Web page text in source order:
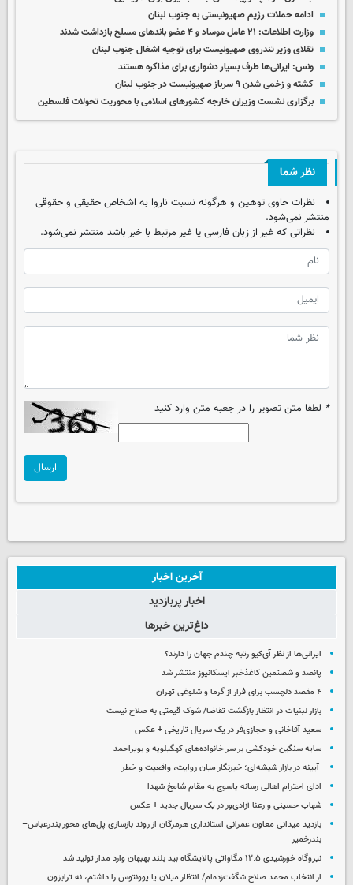
ادامه حملات رژیم صهیونیستی به جنوب لبنان
وزارت اطلاعات: ۲۱ عامل موساد و ۴ عضو باندهای مسلح بازداشت شدند
تقلای وزیر تندروی صهیونیست برای توجیه اشغال جنوب لبنان
ونس: ایرانی‌ها طرف بسیار دشواری برای مذاکره هستند
کشته و زخمی شدن ۹ سرباز صهیونیست در جنوب لبنان
برگزاری نشست وزیران خارجه کشورهای اسلامی با محوریت تحولات فلسطین
نظر شما
نظرات حاوی توهین و هرگونه نسبت ناروا به اشخاص حقیقی و حقوقی
منتشر نمی‌شود.
نظراتی که غیر از زبان فارسی یا غیر مرتبط با خبر باشد منتشر نمی‌شود.
* لطفا متن تصویر را در جعبه متن وارد کنید
ارسال
آخرین اخبار
اخبار پربازدید
داغ‌ترین خبرها
ایرانی‌ها از نظر آی‌کیو رتبه چندم جهان را دارند؟
پانصد و شصتمین کاغذخبر ایسکانیوز منتشر شد
۴ مقصد دلچسب برای فرار از گرما و شلوغی تهران
بازار لبنیات در انتظار بازگشت تقاضا/ شوک قیمتی به صلاح نیست
سعید آقاخانی و حجازی‌فر در یک سریال تاریخی + عکس
سایه سنگین خودکشی بر سر خانواده‌های کهگیلویه و بویراحمد
آیینه در بازار شیشه‌ای؛ خبرنگار میان روایت، واقعیت و خطر
ادای احترام اهالی رسانه یاسوج به مقام شامخ شهدا
شهاب حسینی و رعنا آزادی‌ور در یک سریال جدید + عکس
بازدید میدانی معاون عمرانی استانداری هرمزگان از روند بازسازی پل‌های محور بندرعباس–
بندرخمیر
نیروگاه خورشیدی ۱۲.۵ مگاواتی پالایشگاه بید بلند بهبهان وارد مدار تولید شد
از انتخاب محمد صلاح شگفت‌زده‌ام/ انتظار میلان یا یوونتوس را داشتم، نه ترابزون